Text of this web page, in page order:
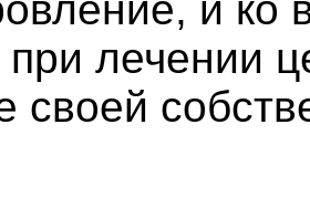
и ко
лечении
своей